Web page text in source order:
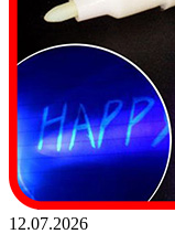
12.07.2026